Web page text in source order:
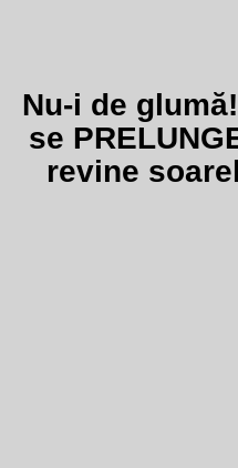
Nu-i de
se
revine